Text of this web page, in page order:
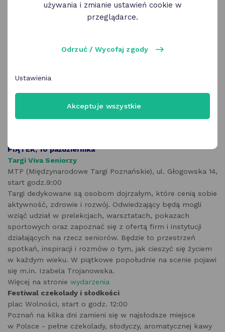
PIĄTEK, 10 października
Targi Viva Seniorzy
MTP (Międzynarodowe Targi Poznańskie), ul. Głogowska 14,
start godz.9:00
Targi dedykowane są osobom dojrzałym, które cenią sobie
aktywność, zdrowie i rozwój. Odwiedzający będą mogli
wziąć udział w prelekcjach, warsztatach, pokazach
sportowych oraz zapoznać się z ofertą firm i instytucji
działających na rzecz seniorów. Będzie to przestrzeń
spotkań, inspiracji i rozmów o tym, jak cieszyć się życiem
w każdym wieku. W piątkowe popołudnie na scenie pojawi
się m.in. Izabela Trojanowska.
Więcej na stronie wydarzenia
Festiwal czekolady i słodkości
plac Wolności, start o godz. 12:00
Poznań na kilka dni zamieni się w najsłodsze miejsce
w Polsce - pełne czekolady, słodyczy, aromatycznej kawy
używania i zmianie ustawień cookie w
przeglądarce.
Odrzuć / Wycofaj zgody
Ustawienia
Akceptuje wszystkie